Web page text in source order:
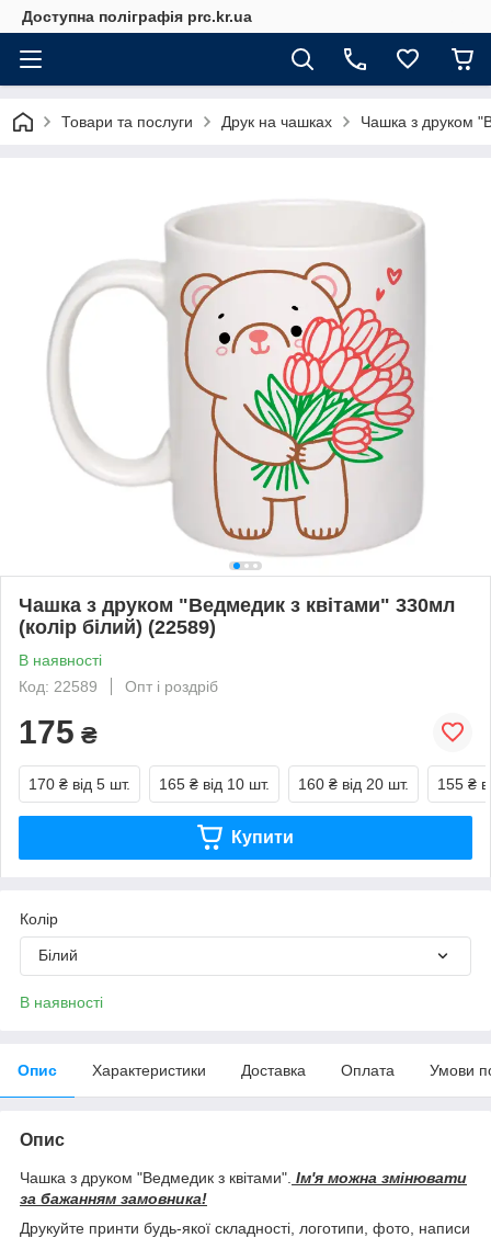
Доступна поліграфія prc.kr.ua
Товари та послуги Друк на чашках Чашка з друком
Чашка з друком "Ведмедик з квітами" 330мл
(колір білий) (22589)
В наявності
Код: 22589
Опт і роздріб
175 ₴
170 ₴ від 5 шт. 165 ₴ від 10 шт. 160 ₴ від 20 шт. 155 ₴
Купити
Колір
Білий
В наявності
Опис Характеристики Доставка Оплата Умови
Опис
Чашка з друком "Ведмедик з квітами". Ім'я можна змінювати
за бажанням замовника!
Друкуйте принти будь-якої складності, логотипи, фото, написи